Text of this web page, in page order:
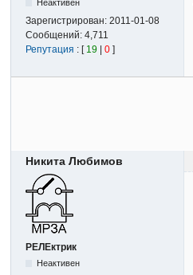
Неактивен
Зарегистрирован:2011-01-08
Сообщений:4,711
Репутация : [ 19 |0 ]
Никита Любимов
РЕЛЕктрик
Неактивен